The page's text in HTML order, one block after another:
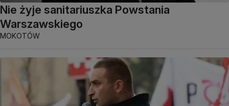
Nie żyje sanitariuszka Powstania
Warszawskiego
MOKOTÓW